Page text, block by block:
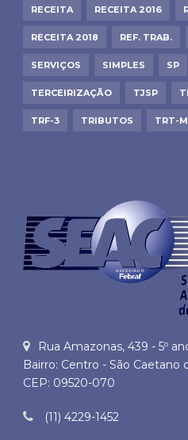
RECEITA RECEITA 2016
RECEITA 2018 REF. TRAB.
SERVIÇOS SIMPLES SP
TERCEIRIZAÇÃO TJSP
TRF-3 TRIBUTOS TRT-
Rua Amazonas, 439 - 5º
Bairro: Centro - São Caetano
CEP: 09520-070
(11) 4229-1452